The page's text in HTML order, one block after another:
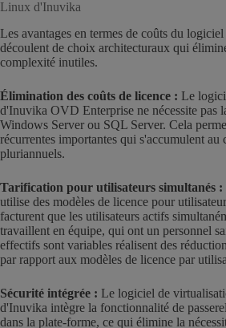
Linux d'Inuvika
Les avantages en termes de coûts du
découlent de choix architecturaux qui
complexité inutiles.
Élimination des coûts de licence : Le
d'Inuvika OVD Enterprise ne nécessite pas
Windows Server ou SQL Server. Cela
récurrentes importantes qui s'accumulent au
pluriannuels.
Tarification pour utilisateurs simultanés :
utilise des modèles de licence pour
facturent que les utilisateurs actifs
travaillent en équipe, qui ont un personnel
effectifs sont variables réalisent des
par rapport aux modèles de licence par
Sécurité intégrée : Le logiciel de
d'Inuvika intègre la fonctionnalité de
dans la plate-forme, ce qui élimine la